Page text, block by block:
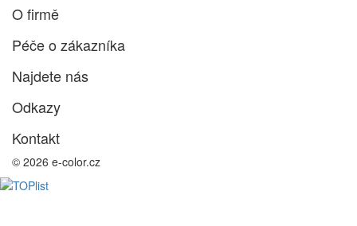
O firmě
Péče o zákazníka
Najdete nás
Odkazy
Kontakt
© 2026 e-color.cz